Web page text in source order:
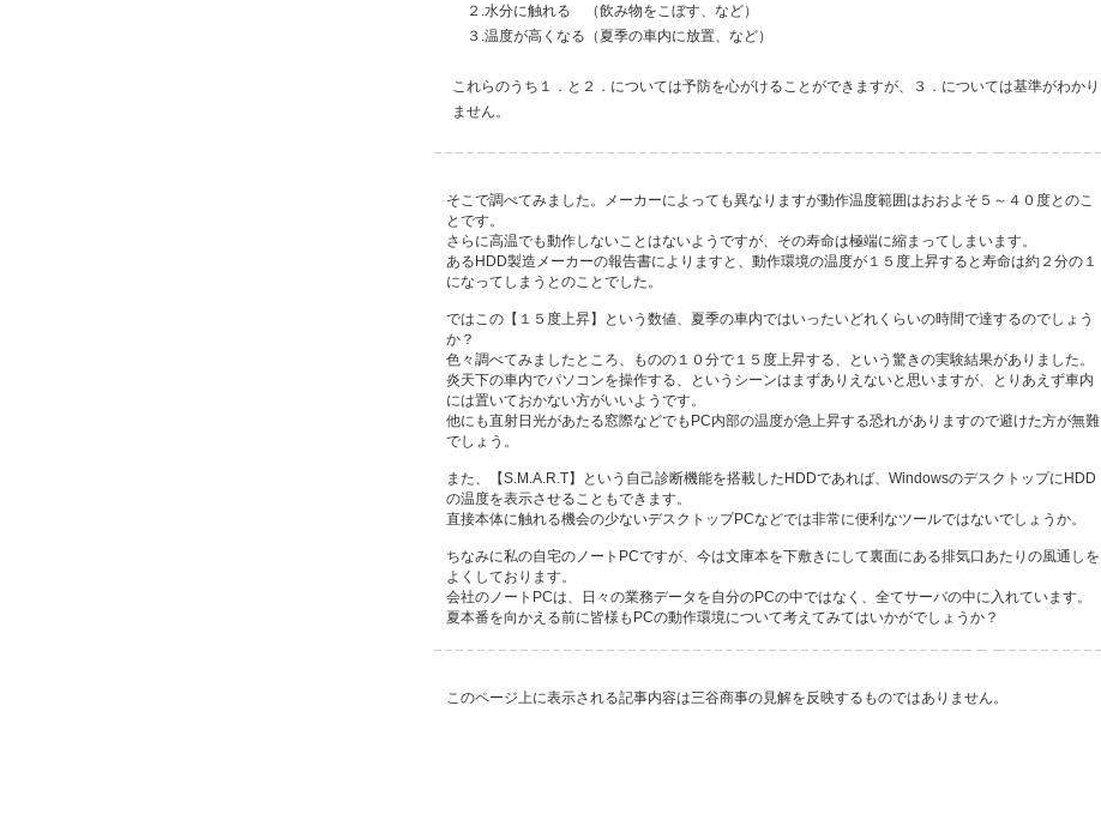
２.水分に触れる （飲み物をこぼす、など）
３.温度が高くなる（夏季の車内に放置、など）
これらのうち１．と２．については予防を心がけることができますが、３．については基準がわかり
ません。
そこで調べてみました。メーカーによっても異なりますが動作温度範囲はおおよそ５～４０度とのこ
とです。
さらに高温でも動作しないことはないようですが、その寿命は極端に縮まってしまいます。
あるHDD製造メーカーの報告書によりますと、動作環境の温度が１５度上昇すると寿命は約２分の１
になってしまうとのことでした。
ではこの【１５度上昇】という数値、夏季の車内ではいったいどれくらいの時間で達するのでしょう
か？
色々調べてみましたところ、ものの１０分で１５度上昇する、という驚きの実験結果がありました。
炎天下の車内でパソコンを操作する、というシーンはまずありえないと思いますが、とりあえず車内
には置いておかない方がいいようです。
他にも直射日光があたる窓際などでもPC内部の温度が急上昇する恐れがありますので避けた方が無難
でしょう。
また、【S.M.A.R.T】という自己診断機能を搭載したHDDであれば、WindowsのデスクトップにHDD
の温度を表示させることもできます。
直接本体に触れる機会の少ないデスクトップPCなどでは非常に便利なツールではないでしょうか。
ちなみに私の自宅のノートPCですが、今は文庫本を下敷きにして裏面にある排気口あたりの風通しを
よくしております。
会社のノートPCは、日々の業務データを自分のPCの中ではなく、全てサーバの中に入れています。
夏本番を向かえる前に皆様もPCの動作環境について考えてみてはいかがでしょうか？
このページ上に表示される記事内容は三谷商事の見解を反映するものではありません。